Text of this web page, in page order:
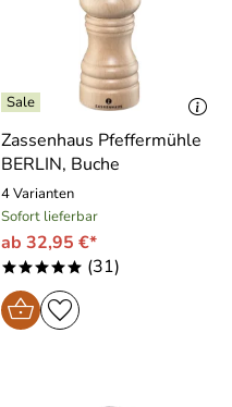
Zassenhaus Pfeffermühle
BERLIN, Buche
4 Varianten
Sofort lieferbar
ab 32,95 €*
***** (31)